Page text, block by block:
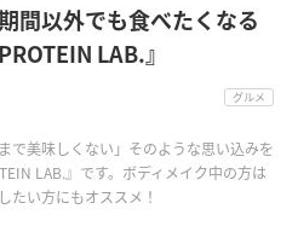
間以外でも食べたくなる
LAB.』
グルメ
で美味しくない」そのような思い込みを
LAB.』です。ボディメイク中の方は
たい方にもオススメ！